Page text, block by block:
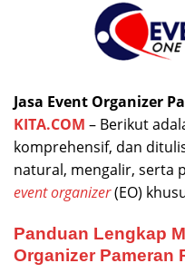
Jasa Event Organizer
KITA.COM – Berikut
komprehensif, dan
natural, mengalir, serta
event organizer(EO)
Panduan Lengkap
Organizer Pameran